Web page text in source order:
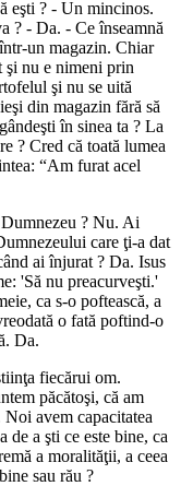
eşti ? - Un mincinos.
? - Da. - Ce înseamnă
un magazin. Chiar
şi nu e nimeni prin
şi nu se uită
din magazin fără să
în sinea ta ? La
? Cred că toată lumea
“Am furat acel
? Nu. Ai
care ţi-a dat
ai înjurat ? Da. Isus
'Să nu preacurveşti.'
ca s-o poftească, a
o fată poftind-o
Da.
fiecărui om.
păcătoşi, că am
avem capacitatea
de a şti ce este bine, ca
a moralităţii, a ceea
sau rău ?